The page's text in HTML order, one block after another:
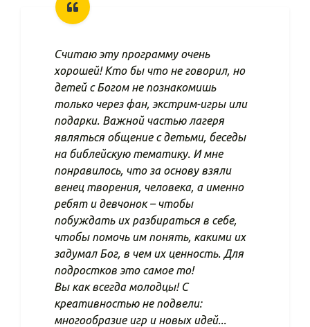
Считаю эту программу очень
хорошей! Кто бы что не говорил, но
детей с Богом не познакомишь
только через фан, экстрим-игры или
подарки. Важной частью лагеря
являться общение с детьми, беседы
на библейскую тематику. И мне
понравилось, что за основу взяли
венец творения, человека, а именно
ребят и девчонок – чтобы
побуждать их разбираться в себе,
чтобы помочь им понять, какими их
задумал Бог, в чем их ценность. Для
подростков это самое то!
Вы как всегда молодцы! С
креативностью не подвели:
многообразие игр и новых идей...